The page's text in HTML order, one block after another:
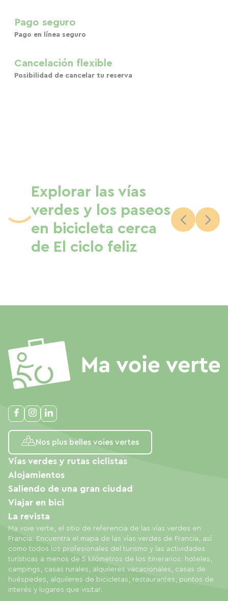
Pago seguro
Pago en línea seguro
Cancelación flexible
Posibilidad de cancelar tu reserva
Explorar las vías
verdes y los paseos
en bicicleta cerca
de El ciclo feliz
Nos plus belles voies vertes
Ma voie verte, el sitio de referencia de las vías verdes en
Francia. Encuentra el mapa de las vías verdes de Francia, así
como todos los profesionales del turismo y las actividades
turísticas a menos de 5 kilómetros de los itinerarios: hoteles,
campings, casas rurales, alquileres vacacionales, casas de
huéspedes, alquileres de bicicletas, restaurantes, puntos de
interés y lugares que visitar.
Vías verdes y rutas ciclistas
Alojamientos
Saliendo de una gran ciudad
Viajar en bici
La revista